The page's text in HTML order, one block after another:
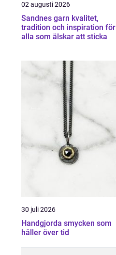
02 augusti 2026
Sandnes garn kvalitet,
tradition och inspiration för
alla som älskar att sticka
30 juli 2026
Handgjorda smycken som
håller över tid